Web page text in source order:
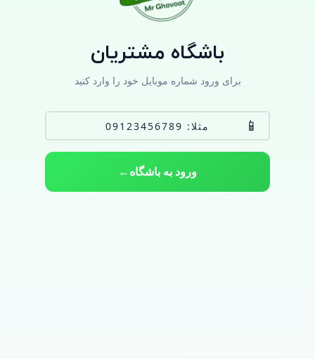
باشگاه مشتریان
برای ورود شماره موبایل خود را وارد کنید
📱
ورود به باشگاه←